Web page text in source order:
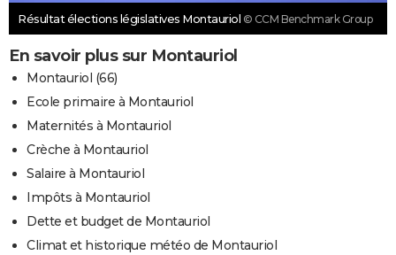
Résultat élections législatives Montauriol © CCM Benchmark Group
En savoir plus sur Montauriol
Montauriol (66)
Ecole primaire à Montauriol
Maternités à Montauriol
Crèche à Montauriol
Salaire à Montauriol
Impôts à Montauriol
Dette et budget de Montauriol
Climat et historique météo de Montauriol